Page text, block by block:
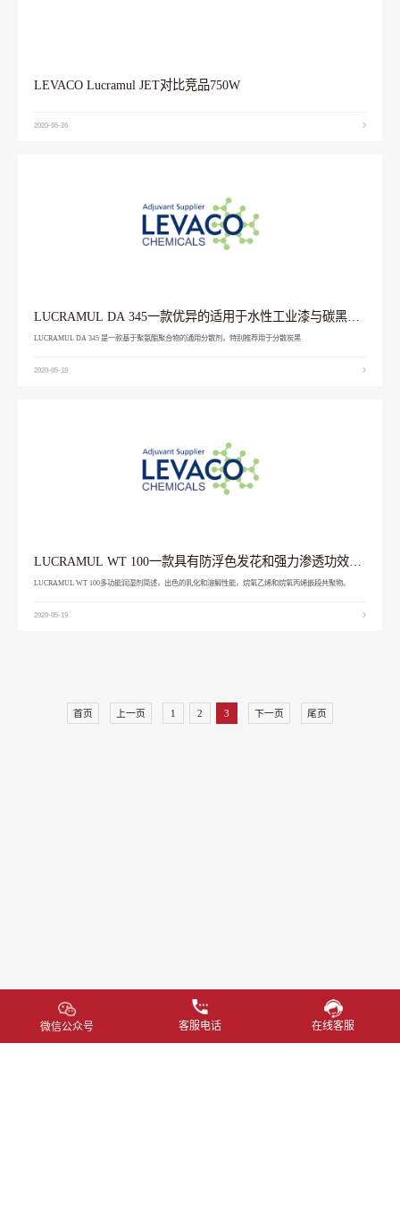
LEVACO Lucramul JET对比竞品750W
2020-05-26
LUCRAMUL DA 345一款优异的适用于水性工业漆与碳黑的
LUCRAMUL DA 345 是一款基于聚氨酯聚合物的通用分散剂，特别推荐用于分散炭黑
2020-05-19
LUCRAMUL WT 100一款具有防浮色发花和强力渗透功效的
LUCRAMUL WT 100多功能润湿剂简述，出色的乳化和溶解性能，烷氧乙烯和烷氧丙烯嵌段共聚物。
2020-05-19
首页 上一页 1 2 3 下一页 尾页
微信公众号 客服电话 在线客服